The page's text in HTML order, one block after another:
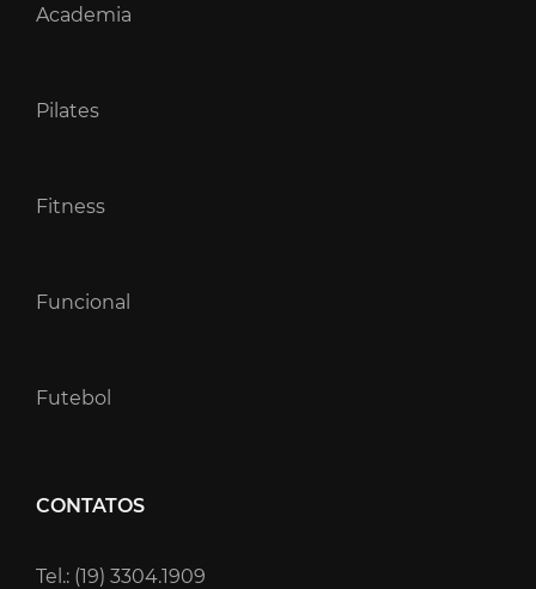
Academia
Pilates
Fitness
Funcional
Futebol
CONTATOS
Tel.: (19) 3304.1909